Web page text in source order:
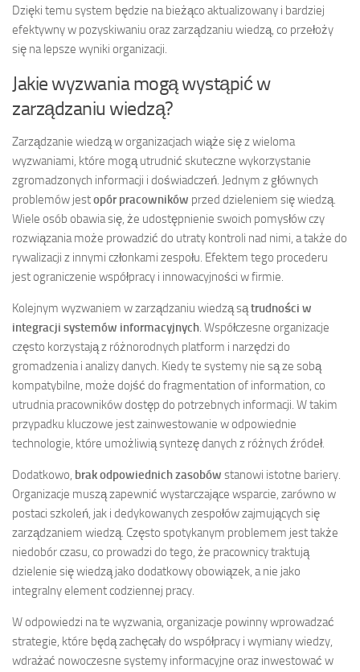
Dzięki temu system będzie na bieżąco aktualizowany i bardziej
efektywny w pozyskiwaniu oraz zarządzaniu wiedzą, co przełoży
się na lepsze wyniki organizacji.
Jakie wyzwania mogą wystąpić w
zarządzaniu wiedzą?
Zarządzanie wiedzą w organizacjach wiąże się z wieloma
wyzwaniami, które mogą utrudnić skuteczne wykorzystanie
zgromadzonych informacji i doświadczeń. Jednym z głównych
problemów jestopór pracowników przed dzieleniem się wiedzą.
Wiele osób obawia się, że udostępnienie swoich pomysłów czy
rozwiązania może prowadzić do utraty kontroli nad nimi, a także do
rywalizacji z innymi członkami zespołu. Efektem tego procederu
jest ograniczenie współpracy i innowacyjności w firmie.
Kolejnym wyzwaniem w zarządzaniu wiedzą sątrudności w
integracji systemów informacyjnych. Współczesne organizacje
często korzystają z różnorodnych platform i narzędzi do
gromadzenia i analizy danych. Kiedy te systemy nie są ze sobą
kompatybilne, może dojść do fragmentation of information, co
utrudnia pracowników dostęp do potrzebnych informacji. W takim
przypadku kluczowe jest zainwestowanie w odpowiednie
technologie, które umożliwią syntezę danych z różnych źródeł.
Dodatkowo, brak odpowiednich zasobów stanowi istotne bariery.
Organizacje muszą zapewnić wystarczające wsparcie, zarówno w
postaci szkoleń, jak i dedykowanych zespołów zajmujących się
zarządzaniem wiedzą. Często spotykanym problemem jest także
niedobór czasu, co prowadzi do tego, że pracownicy traktują
dzielenie się wiedzą jako dodatkowy obowiązek, a nie jako
integralny element codziennej pracy.
W odpowiedzi na te wyzwania, organizacje powinny wprowadzać
strategie, które będą zachęcały do współpracy i wymiany wiedzy,
wdrażać nowoczesne systemy informacyjne oraz inwestować w